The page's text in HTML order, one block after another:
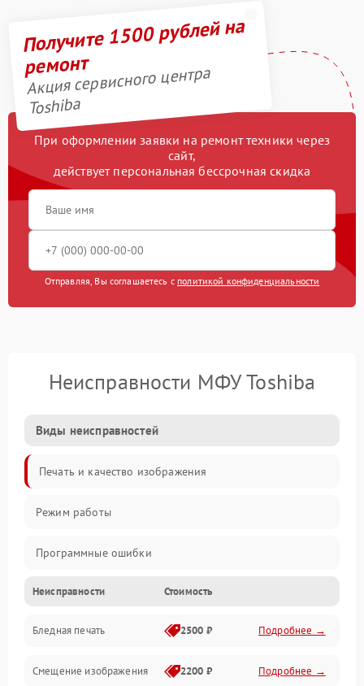
Получите 1500 рублей на
ремонт
Акция сервисного центра
Toshiba
При оформлении заявки на ремонт техники через
сайт,
действует персональная бессрочная скидка
Отправляя, Вы соглашаетесь с политикой конфиденциальности
Неисправности МФУ Toshiba
Виды неисправностей
Печать и качество изображения
Режим работы
Программные ошибки
Картриджи и расходники
Сканер и копирование
Механика и узлы
Неисправности Стоимость
Бледная печать 2500 ₽ Подробнее →
Смещение изображения 2200 ₽ Подробнее →